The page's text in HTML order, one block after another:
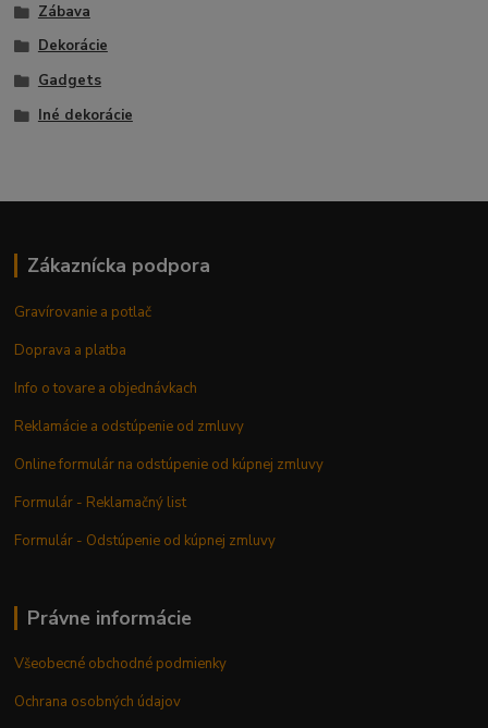
Zábava
Dekorácie
Gadgets
Iné dekorácie
Zákaznícka podpora
Gravírovanie a potlač
Doprava a platba
Info o tovare a objednávkach
Reklamácie a odstúpenie od zmluvy
Online formulár na odstúpenie od kúpnej zmluvy
Formulár - Reklamačný list
Formulár - Odstúpenie od kúpnej zmluvy
Právne informácie
Všeobecné obchodné podmienky
Ochrana osobných údajov